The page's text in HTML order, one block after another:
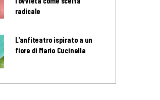
radicale
L’anfiteatro ispirato a un
fiore di Mario Cucinella